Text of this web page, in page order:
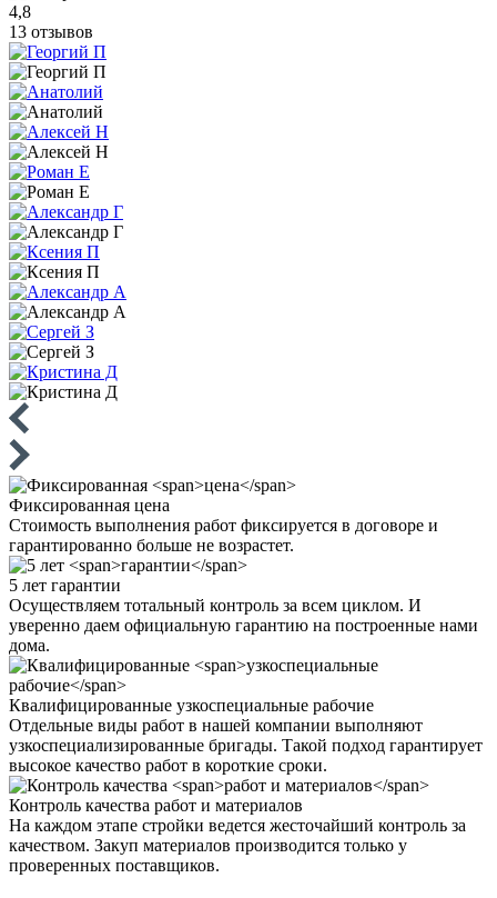
4,8
13 отзывов
Фиксированная цена
Стоимость выполнения работ фиксируется в договоре и
гарантированно больше не возрастет.
5 лет гарантии
Осуществляем тотальный контроль за всем циклом. И
уверенно даем официальную гарантию на построенные нами
дома.
Квалифицированные узкоспециальные рабочие
Отдельные виды работ в нашей компании выполняют
узкоспециализированные бригады. Такой подход гарантирует
высокое качество работ в короткие сроки.
Контроль качества работ и материалов
На каждом этапе стройки ведется жесточайший контроль за
качеством. Закуп материалов производится только у
проверенных поставщиков.